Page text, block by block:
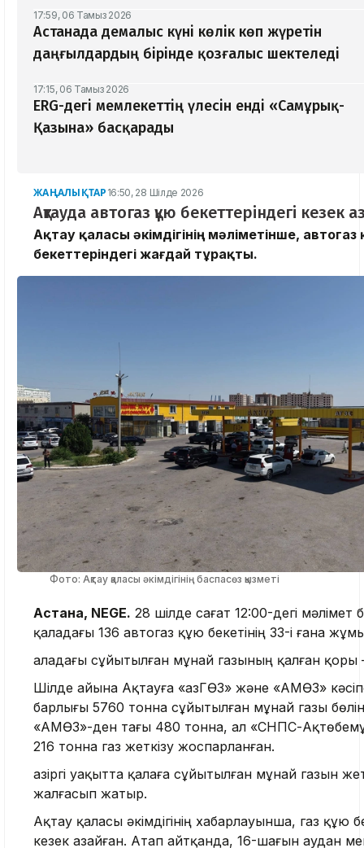
17:59, 06 Тамыз 2026
Астанада демалыс күні көлік көп жүретін
даңғылдардың бірінде қозғалыс шектеледі
17:15, 06 Тамыз 2026
ERG-дегі мемлекеттің үлесін енді «Самұрық-
Қазына» басқарады
ЖАҢАЛЫҚТАР 16:50, 28 Шілде 2026
Ақтауда автогаз құю бекеттеріндегі кезек
​Ақтау қаласы әкімдігінің мәліметінше, автогаз
бекеттеріндегі жағдай тұрақты.
Фото: Ақтау қаласы әкімдігінің баспасөз қызметі
Астана, NEGE. 28 шілде сағат 12:00-дегі
қаладағы 136 автогаз құю бекетінің 33-і ғана
Қаладағы сұйытылған мұнай газының қалған қоры
Шілде айына Ақтауға «ҚазГӨЗ» және «АМӨЗ»
барлығы 5760 тонна сұйытылған мұнай газы
«АМӨЗ»-ден тағы 480 тонна, ал «СНПС-
216 тонна газ жеткізу жоспарланған.
Қазіргі уақытта қалаға сұйытылған мұнай газын
жалғасып жатыр.
Ақтау қаласы әкімдігінің хабарлауынша, газ құю
кезек азайған. Атап айтқанда, 16-шағын аудан